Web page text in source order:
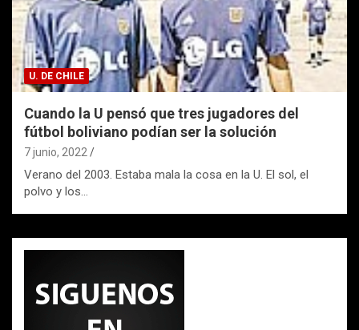
U. DE CHILE
Cuando la U pensó que tres jugadores del
fútbol boliviano podían ser la solución
7 junio, 2022
Verano del 2003. Estaba mala la cosa en la U. El sol, el
polvo y los…